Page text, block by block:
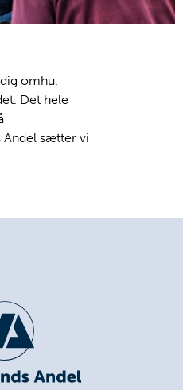
omhu.
Det hele
Andel sætter vi